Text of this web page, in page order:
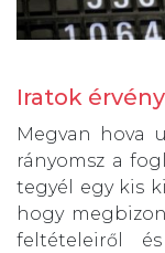
Iratok
Megvan hova
rányomsz a
tegyél egy kis
hogy
feltételeiről